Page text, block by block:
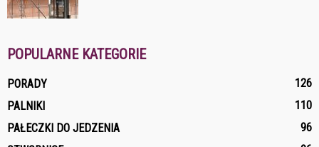
POPULARNE KATEGORIE
PORADY
126
PALNIKI
110
PAŁECZKI DO JEDZENIA
96